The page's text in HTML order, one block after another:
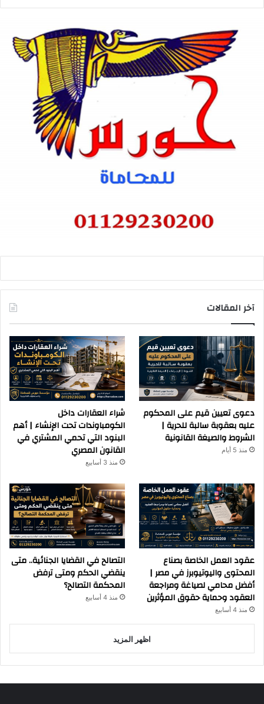
آخر المقالات
دعوى تعيين قيم على المحكوم
عليه بعقوبة سالبة للحرية |
الشروط والصيغة القانونية
منذ 5 أيام
شراء العقارات داخل
الكومباوندات تحت الإنشاء | أهم
البنود التي تحمي المشتري في
القانون المصري
منذ 3 أسابيع
عقود العمل الخاصة بصناع
المحتوى واليوتيوبرز في مصر |
أفضل محامي لصياغة ومراجعة
العقود وحماية حقوق المؤثرين
منذ 4 أسابيع
التصالح في القضايا الجنائية.. متى
ينقضي الحكم ومتى ترفض
المحكمة التصالح؟
منذ 4 أسابيع
اظهر المزيد